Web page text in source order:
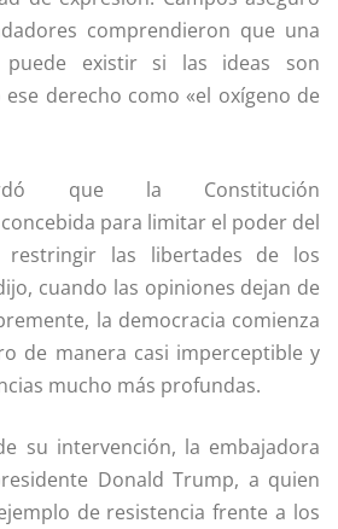
comprendieron que una
existir si las ideas son
derecho como «el oxígeno de
que la Constitución
para limitar el poder del
las libertades de los
cuando las opiniones dejan de
la democracia comienza
de manera casi imperceptible y
mucho más profundas.
su intervención, la embajadora
Donald Trump, a quien
de resistencia frente a los